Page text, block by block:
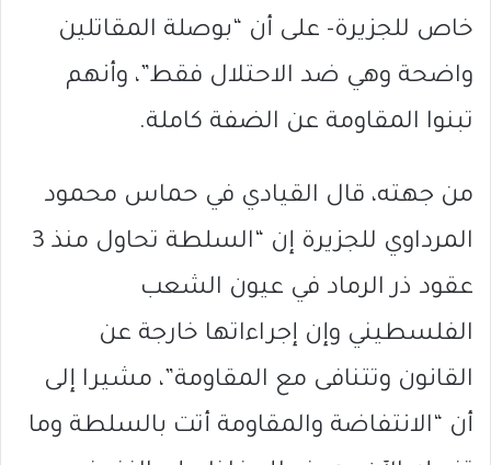
خاص للجزيرة- على أن “بوصلة المقاتلين
واضحة وهي ضد الاحتلال فقط”، وأنهم
تبنوا المقاومة عن الضفة كاملة.
من جهته، قال القيادي في حماس محمود
المرداوي للجزيرة إن “السلطة تحاول منذ 3
عقود ذر الرماد في عيون الشعب
الفلسطيني وإن إجراءاتها خارجة عن
القانون وتتنافى مع المقاومة”، مشيرا إلى
أن “الانتفاضة والمقاومة أتت بالسلطة وما